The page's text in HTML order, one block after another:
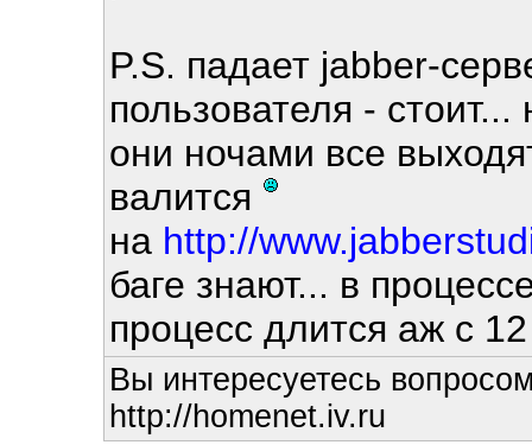
P.S. падает jabber-
пользователя -
они ночами все
валится
на http://
баге знают... в
процесс длится аж c
Вы интересуетесь
http://homenet.iv.ru